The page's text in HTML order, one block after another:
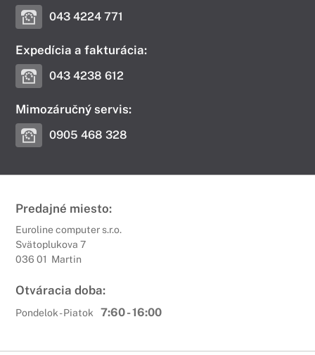
043 4224 771
Expedícia a fakturácia:
043 4238 612
Mimozáručný servis:
0905 468 328
Predajné miesto:
Euroline computer s.r.o.
Svätoplukova 7
036 01 Martin
Otváracia doba:
Pondelok - Piatok 7:60 - 16:00